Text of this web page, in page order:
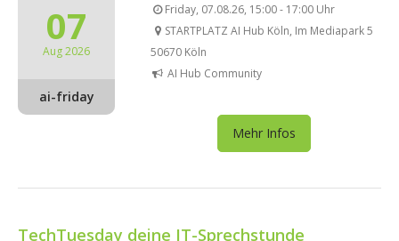
07
Aug 2026
ai-friday
Friday, 07.08.26, 15:00 - 17:00 Uhr
STARTPLATZ AI Hub Köln, Im Mediapark 5
50670 Köln
AI Hub Community
Mehr Infos
TechTuesday deine IT-Sprechstunde